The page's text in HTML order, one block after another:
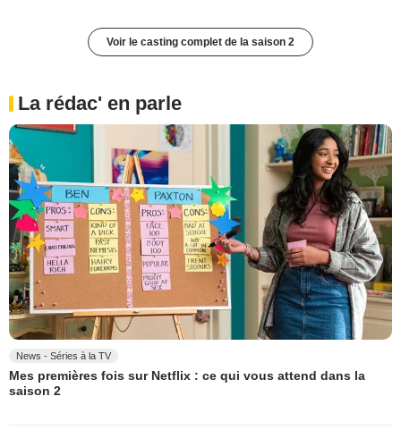
Voir le casting complet de la saison 2
La rédac' en parle
News - Séries à la TV
Mes premières fois sur Netflix : ce qui vous attend dans la
saison 2